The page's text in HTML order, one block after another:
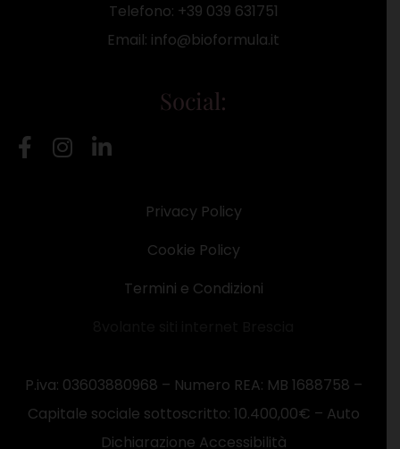
Telefono: +39 039 631751
Email: info@bioformula.it
Social:
Privacy Policy
Cookie Policy
Termini e Condizioni
P.iva: 03603880968 – Numero REA: MB 1688758 –
Capitale sociale sottoscritto: 10.400,00€ – Auto
Dichiarazione Accessibilità